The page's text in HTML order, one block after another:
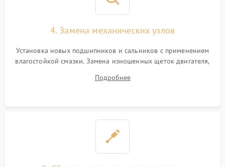
4. Замена механических узлов
Установка новых подшипников и сальников с применением
влагостойкой смазки. Замена изношенных щеток двигателя,
или поврежденной резиновой манжеты.
Подробнее